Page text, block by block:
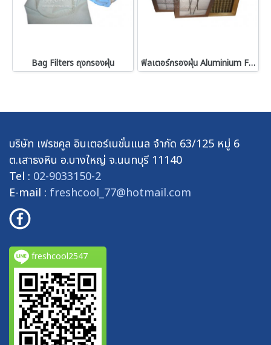
Bag Filters ถุงกรองฝุ่น ฟิลเตอร์กรองฝุ่น Aluminium Filter,Dust Filters
บริษัท เฟรชคูล อินเตอร์เนชั่นแนล จำกัด 63/125 หมู่ 6
ต.เสาธงหิน อ.บางใหญ่ จ.นนทบุรี 11140
Tel : 02-9033150-2
E-mail : freshcool_77@hotmail.com
freshcool2547